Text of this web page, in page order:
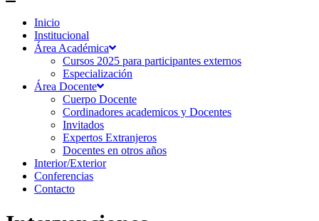
Inicio
Institucional
Área Académica
Cursos 2025 para participantes externos
Especialización
Área Docente
Cuerpo Docente
Cordinadores academicos y Docentes
Invitados
Expertos Extranjeros
Docentes en otros años
Interior/Exterior
Conferencias
Contacto